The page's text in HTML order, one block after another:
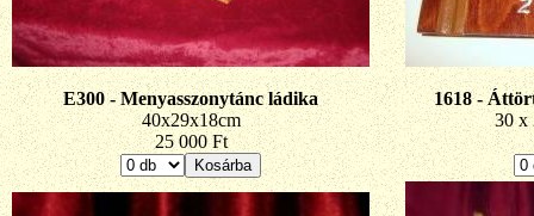
E300 - Menyasszonytánc ládika
40x29x18cm
25 000 Ft
1618 -
30 x